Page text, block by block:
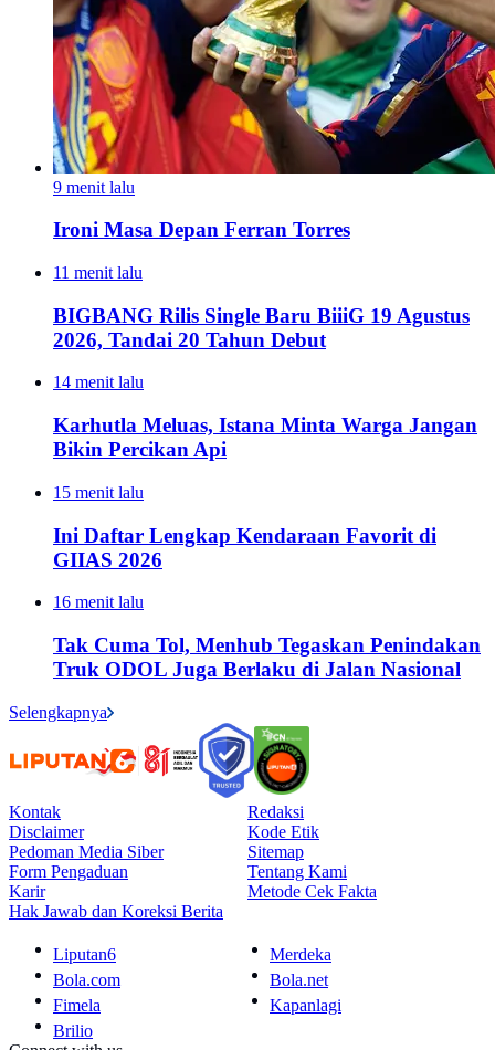
9 menit lalu
Ironi Masa Depan Ferran Torres
11 menit lalu
BIGBANG Rilis Single Baru BiiiG 19 Agustus
2026, Tandai 20 Tahun Debut
14 menit lalu
Karhutla Meluas, Istana Minta Warga Jangan
Bikin Percikan Api
15 menit lalu
Ini Daftar Lengkap Kendaraan Favorit di
GIIAS 2026
16 menit lalu
Tak Cuma Tol, Menhub Tegaskan Penindakan
Truk ODOL Juga Berlaku di Jalan Nasional
Selengkapnya
Kontak
Redaksi
Disclaimer
Kode Etik
Pedoman Media Siber
Sitemap
Form Pengaduan
Tentang Kami
Karir
Metode Cek Fakta
Hak Jawab dan Koreksi Berita
Liputan6
Merdeka
Bola.com
Bola.net
Fimela
Kapanlagi
Brilio